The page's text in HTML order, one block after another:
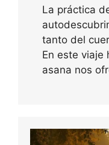
La práctica
tanto del
En este viaje
asana nos